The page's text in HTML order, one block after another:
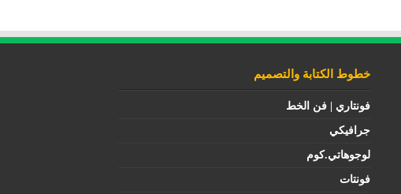
خطوط الكتابة والتصميم
فونتاري | فن الخط
جرافيكي
لوجوهاتي.كوم
فونتات